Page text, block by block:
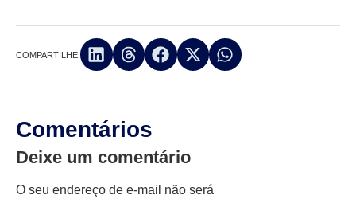
COMPARTILHE:
Comentários
Deixe um comentário
O seu endereço de e-mail não será